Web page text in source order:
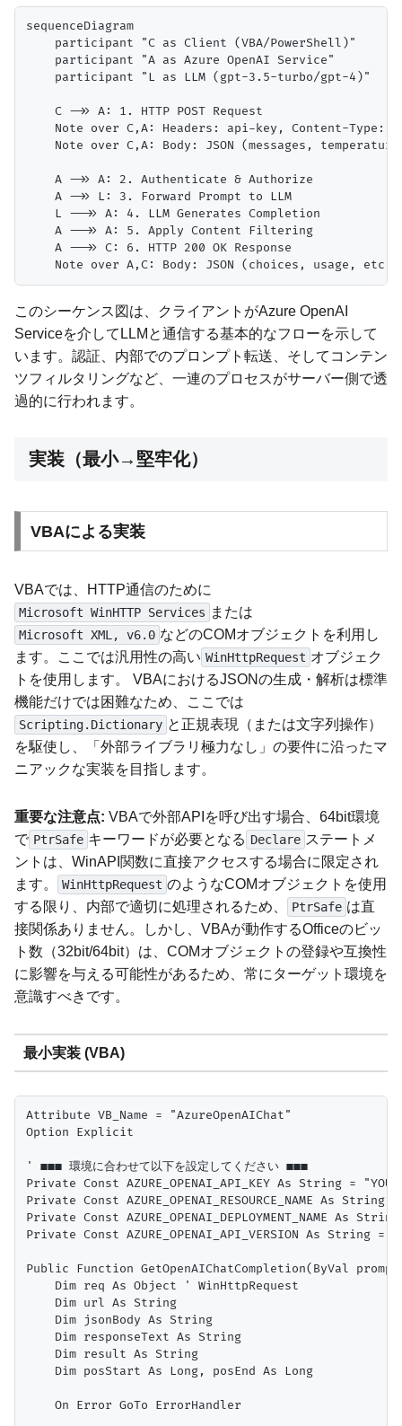
sequenceDiagram
    participant "C as Client (VBA/PowerShell)"
    participant "A as Azure OpenAI Service"
    participant "L as LLM (gpt-3.5-turbo/gpt-4)"
    C ->> A: 1. HTTP POST Request
Note over C,A: Headers: api-key, Content-Type:
Note over C,A: Body: JSON (messages,
    A ->> A: 2. Authenticate & Authorize
    A ->> L: 3. Forward Prompt to LLM
    L -->> A: 4. LLM Generates Completion
    A -->> A: 5. Apply Content Filtering
    A -->> C: 6. HTTP 200 OK Response
このシーケンス図は、クライアントがAzure OpenAI
Serviceを介してLLMと通信する基本的なフローを示して
います。認証、内部でのプロンプト転送、そしてコンテン
ツフィルタリングなど、一連のプロセスがサーバー側で透
過的に行われます。
実装（最小→堅牢化）
VBAによる実装
VBAでは、HTTP通信のために
Microsoft WinHTTP Services または
Microsoft XML, v6.0 などのCOMオブジェクトを利用し
ます。ここでは汎用性の高い WinHttpRequest オブジェク
トを使用します。 VBAにおけるJSONの生成・解析は標準
機能だけでは困難なため、ここでは
Scripting.Dictionary と正規表現（または文字列操作）
を駆使し、「外部ライブラリ極力なし」の要件に沿ったマ
ニアックな実装を目指します。
重要な注意点: VBAで外部APIを呼び出す場合、64bit環境
で PtrSafe キーワードが必要となる Declare ステートメ
ントは、WinAPI関数に直接アクセスする場合に限定され
ます。
WinHttpRequest のようなCOMオブジェクトを使用
する限り、内部で適切に処理されるため、
PtrSafe は直
接関係ありません。しかし、VBAが動作するOfficeのビッ
ト数（32bit/64bit）は、COMオブジェクトの登録や互換性
に影響を与える可能性があるため、常にターゲット環境を
意識すべきです。
最小実装 (VBA)
Attribute VB_Name = "AzureOpenAIChat"
Option Explicit
' ■■■ 環境に合わせて以下を設定してください ■■■
Private Const AZURE_OPENAI_API_KEY As String =
Private Const AZURE_OPENAI_RESOURCE_NAME As String =
Private Const AZURE_OPENAI_DEPLOYMENT_NAME As
Private Const AZURE_OPENAI_API_VERSION As String =
Public Function GetOpenAIChatCompletion(ByVal
    Dim req As Object ' WinHttpRequest
    Dim url As String
    Dim jsonBody As String
    Dim responseText As String
    Dim result As String
    Dim posStart As Long, posEnd As Long
    On Error GoTo ErrorHandler